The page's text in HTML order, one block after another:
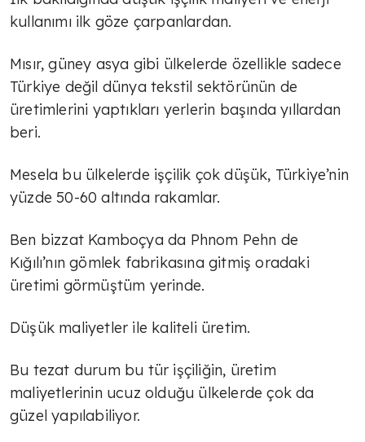
kullanımı ilk göze çarpanlardan.
Mısır, güney asya gibi ülkelerde özellikle sadece
Türkiye değil dünya tekstil sektörünün de
üretimlerini yaptıkları yerlerin başında yıllardan
beri.
Mesela bu ülkelerde işçilik çok düşük, Türkiye’nin
yüzde 50-60 altında rakamlar.
Ben bizzat Kamboçya da Phnom Pehn de
Kığılı’nın gömlek fabrikasına gitmiş oradaki
üretimi görmüştüm yerinde.
Düşük maliyetler ile kaliteli üretim.
Bu tezat durum bu tür işçiliğin, üretim
maliyetlerinin ucuz olduğu ülkelerde çok da
güzel yapılabiliyor.
Ekonomide yeni eksen; sağlıklı
yaşam
TÜLİN YALMAN
Yeni ekonomik yol
Hazır mıyız, hayır!
TÜLİN YALMAN